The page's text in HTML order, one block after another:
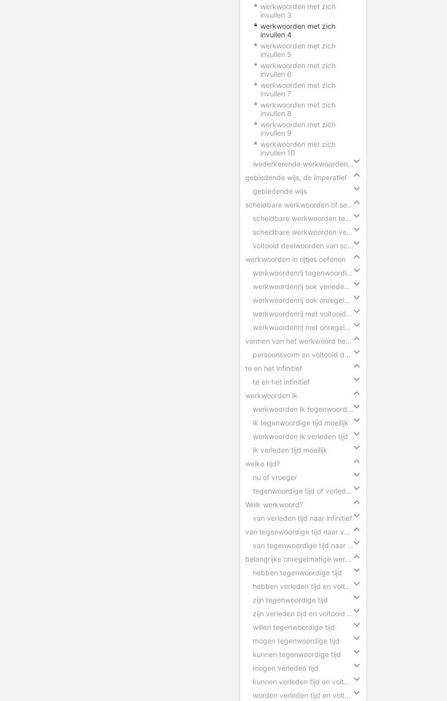
werkwoorden met zich
invullen 3
werkwoorden met zich
invullen 4
werkwoorden met zich
invullen 5
werkwoorden met zich
invullen 6
werkwoorden met zich
invullen 7
werkwoorden met zich
invullen 8
werkwoorden met zich
invullen 9
werkwoorden met zich
invullen 10
wederkerende werkwoorden in zinnen
gebiedende wijs, de imperatief
gebiedende wijs
scheidbare werkwoorden of separabele verba
scheidbare werkwoorden tegenwoordige tijd
scheidbare werkwoorden verleden tijd
voltooid deelwoorden van scheidbare werkwoorden
werkwoorden in rijtjes oefenen
werkwoordenrij tegenwoordige tijd
werkwoordenrij ook verleden tijd
werkwoordenrij ook onregelmatige werkwoorden
werkwoordenrij met voltooid deelwoorden
werkwoordenrij met onregelmatige werkwoorden
vormen van het werkwoord herkennen
persoonsvorm en voltooid deelwoord herkennen
te en het infinitief
te en het infinitief
werkwoorden ik
werkwoorden ik tegenwoordige tijd
ik tegenwoordige tijd moeilijk
werkwoorden ik verleden tijd
ik verleden tijd moeilijk
welke tijd?
nu of vroeger
tegenwoordige tijd of verleden tijd
Welk werkwoord?
van verleden tijd naar infinitief
van tegenwoordige tijd naar verleden tijd
van tegenwoordige tijd naar verleden tijd
belangrijke onregelmatige werkwoorden
hebben tegenwoordige tijd
hebben verleden tijd en voltooid deelwoord
zijn tegenwoordige tijd
zijn verleden tijd en voltooid deelwoord
willen tegenwoordige tijd
mogen tegenwoordige tijd
kunnen tegenwoordige tijd
mogen verleden tijd
kunnen verleden tijd en voltooid deelwoord
worden verleden tijd en voltooid deelwoord